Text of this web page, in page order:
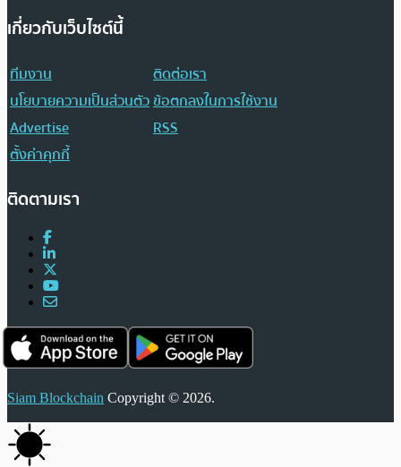
เกี่ยวกับเว็บไซต์นี้
ทีมงาน
ติดต่อเรา
นโยบายความเป็นส่วนตัวข้อตกลงในการใช้งาน
Advertise
RSS
ตั้งค่าคุกกี้
ติดตามเรา
Siam Blockchain Copyright © 2026.